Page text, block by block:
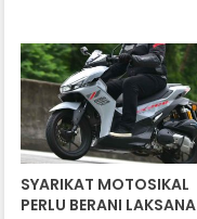
SYARIKAT MOTOSIKAL
PERLU BERANI LAKSANA